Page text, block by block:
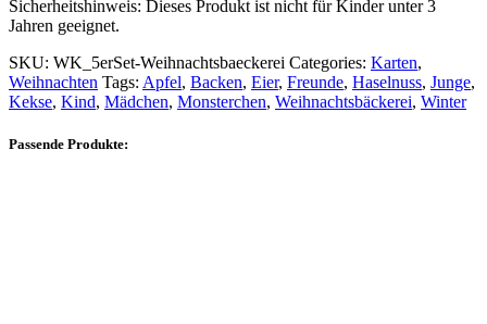
Sicherheitshinweis: Dieses Produkt ist nicht für Kinder unter 3
Jahren geeignet.
SKU: WK_5erSet-Weihnachtsbaeckerei Categories: Karten,
Weihnachten Tags: Apfel, Backen, Eier, Freunde, Haselnuss, Junge,
Kekse, Kind, Mädchen, Monsterchen, Weihnachtsbäckerei, Winter
Passende Produkte: